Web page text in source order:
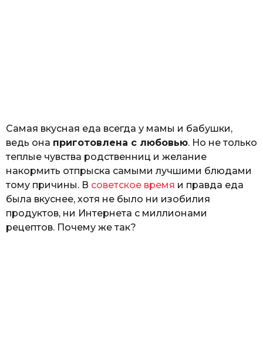
р
к
л
ю
к
Самая вкусная еда всегда у мамы и бабушки,
ведь она приготовлена с любовью. Но не только
теплые чувства родственниц и желание
накормить отпрыска самыми лучшими блюдами
тому причины. В советское время и правда еда
была вкуснее, хотя не было ни изобилия
продуктов, ни Интернета с миллионами
рецептов. Почему же так?